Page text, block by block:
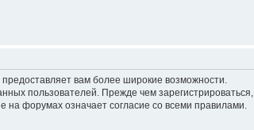
вам более широкие возможности.
пользователей. Прежде чем зарегистрироваться,
на форумах означает согласие со всеми правилами.